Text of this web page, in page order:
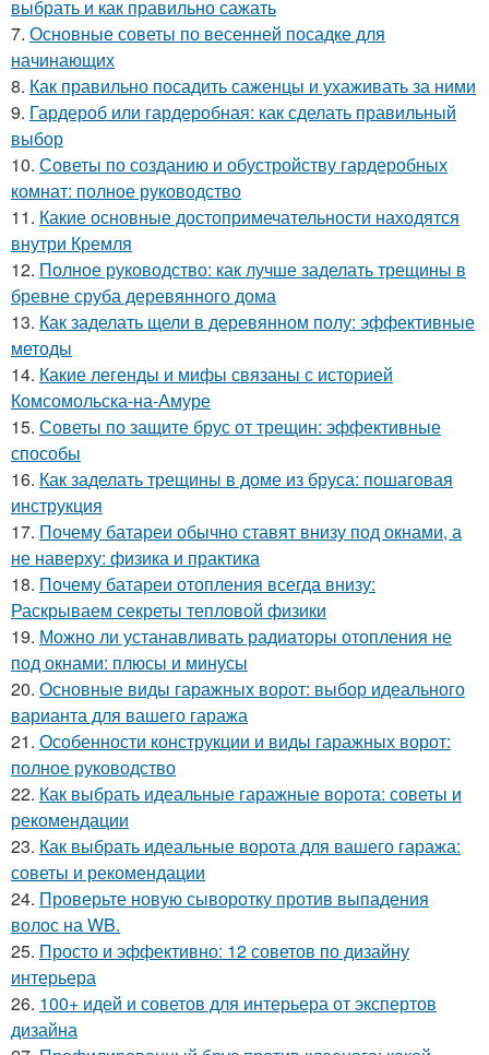
выбрать и как правильно сажать
7. Основные советы по весенней посадке для
начинающих
8. Как правильно посадить саженцы и ухаживать за ними
9. Гардероб или гардеробная: как сделать правильный
выбор
10. Советы по созданию и обустройству гардеробных
комнат: полное руководство
11. Какие основные достопримечательности находятся
внутри Кремля
12. Полное руководство: как лучше заделать трещины в
бревне сруба деревянного дома
13. Как заделать щели в деревянном полу: эффективные
методы
14. Какие легенды и мифы связаны с историей
Комсомольска-на-Амуре
15. Советы по защите брус от трещин: эффективные
способы
16. Как заделать трещины в доме из бруса: пошаговая
инструкция
17. Почему батареи обычно ставят внизу под окнами, а
не наверху: физика и практика
18. Почему батареи отопления всегда внизу:
Раскрываем секреты тепловой физики
19. Можно ли устанавливать радиаторы отопления не
под окнами: плюсы и минусы
20. Основные виды гаражных ворот: выбор идеального
варианта для вашего гаража
21. Особенности конструкции и виды гаражных ворот:
полное руководство
22. Как выбрать идеальные гаражные ворота: советы и
рекомендации
23. Как выбрать идеальные ворота для вашего гаража:
советы и рекомендации
24. Проверьте новую сыворотку против выпадения
волос на WB.
25. Просто и эффективно: 12 советов по дизайну
интерьера
26. 100+ идей и советов для интерьера от экспертов
дизайна